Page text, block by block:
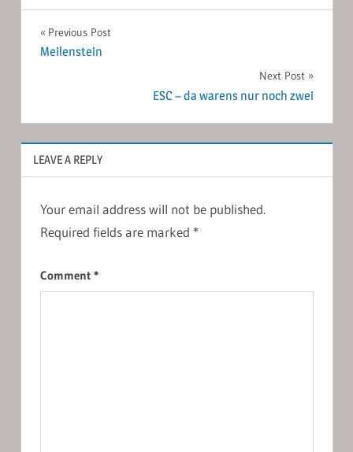
Post
Previous Post
Meilenstein
Next Post
ESC – da warens nur noch zwei
LEAVE A REPLY
Your email address will not be published.
Required fields are marked *
Comment *